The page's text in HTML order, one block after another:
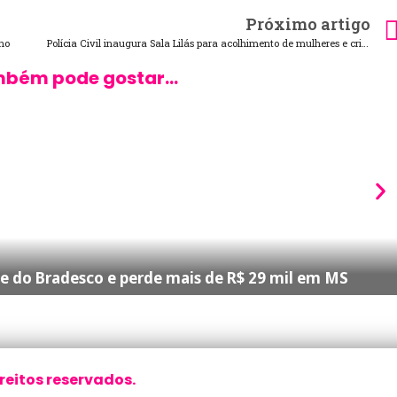
Próximo artigo
Polícia Civil inaugura Sala Lilás para acolhimento de mulheres e crianças em Corumbá
pode gostar...
Bradesco e perde mais de R$ 29 mil em MS
reservados.